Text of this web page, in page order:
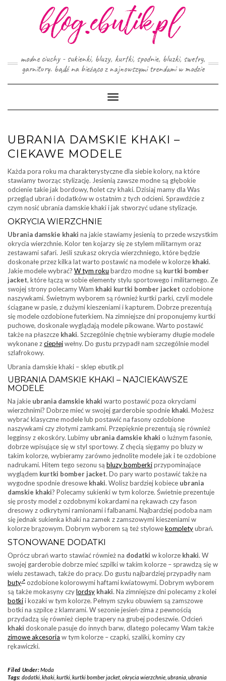
modne ciuchy - sukienki, bluzy, kurtki, spodnie, bluzki, swetry,
garnitury. bądź na bieżąco z najnowszymi trendami w modzie
Toggle
Navigation
UBRANIA DAMSKIE KHAKI –
CIEKAWE MODELE
Każda pora roku ma charakterystyczne dla siebie kolory, na które
stawiamy tworząc stylizację. Jesienią zawsze modne są głębokie
odcienie takie jak bordowy, fiolet czy khaki. Dzisiaj mamy dla Was
przegląd ubrań i dodatków w ostatnim z tych odcieni. Sprawdźcie z
czym nosić ubrania damskie khaki i jak stworzyć udane stylizacje.
OKRYCIA WIERZCHNIE
Ubrania damskie khaki na jakie stawiamy jesienią to przede wszystkim
okrycia wierzchnie. Kolor ten kojarzy się ze stylem militarnym oraz
zestawami safari. Jeśli szukasz okrycia wierzchniego, które będzie
doskonałe przez kilka lat warto postawić na modele w kolorze khaki.
Jakie modele wybrać? W tym roku bardzo modne są kurtki bomber
jacket, które łączą w sobie elementy stylu sportowego i militarnego. Ze
swojej strony polecamy Wam khaki kurtki bomber jacket ozdobione
naszywkami. Świetnym wyborem są również kurtki parki, czyli modele
ściągane w pasie, z dużymi kieszeniami i kapturem. Dobrze prezentują
się modele ozdobione futerkiem. Na zimniejsze dni proponujemy kurtki
puchowe, doskonale wyglądają modele pikowane. Warto postawić
także na płaszcze khaki. Szczególnie chętnie wybieramy długie modele
wykonane zciepłejwełny. Do gustu przypadł nam szczególnie model
szlafrokowy.
Ubrania damskie khaki – sklep ebutik.pl
UBRANIA DAMSKIE KHAKI – NAJCIEKAWSZE
MODELE
Na jakie ubrania damskie khaki warto postawić poza okryciami
wierzchnimi? Dobrze mieć w swojej garderobie spodnie khaki. Możesz
wybrać klasyczne modele lub postawić na fasony ozdobione
naszywkami czy złotymi zamkami. Przepięknie prezentują się również
legginsy z ekoskóry. Lubimy ubrania damskie khaki o luźnym fasonie,
dobrze wpisujące się w styl sportowy. Z chęcią sięgamy po bluzy w
takim kolorze, wybieramy zarówno jednolite modele jak i te ozdobione
nadrukami. Hitem tego sezonu są bluzy bomberkiprzypominające
wyglądem kurtki bomber jacket. Do pary warto postawić także na
wygodne spodnie dresowe khaki. Wolisz bardziej kobiece ubrania
damskie khaki? Polecamy sukienki w tym kolorze. Świetnie prezentuje
się prosty model z ozdobnymi kokardami na rękawach czy fason
dresowy z odkrytymi ramionami i falbanami. Najbardziej podoba nam
się jednak sukienka khaki na zamek z zamszowymi kieszeniami w
kolorze brązowym. Dobrym wyborem są też stylowekompletyubrań.
STONOWANE DODATKI
Oprócz ubrań warto stawiać również na dodatki w kolorze khaki. W
swojej garderobie dobrze mieć szpilki w takim kolorze – sprawdzą się w
wielu zestawach, także do pracy. Do gustu najbardziej przypadły nam
buty
ozdobione kolorowymi haftami kwiatowymi. Dobrym wyborem
są także mokasyny czylordsy khaki. Na zimniejsze dni polecamy z kolei
botkii kozaki w tym kolorze. Pełnym szyku obuwiem są zamszowe
botki na szpilce z klamrami. W sezonie jesień-zima z pewnością
przydadzą się również ciepłe trapery na grubej podeszwie. Odcień
khaki doskonale pasuje do innych barw, dlatego polecamy Wam także
zimowe akcesoria w tym kolorze – czapki, szaliki, kominy czy
rękawiczki.
Filed Under:Moda
Tags: dodatki, khaki, kurtki, kurtki bomber jacket, okrycia wierzchnie, ubrania ubrania